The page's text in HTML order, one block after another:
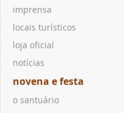
imprensa
locais turísticos
loja oficial
notícias
novena e festa
o santuário